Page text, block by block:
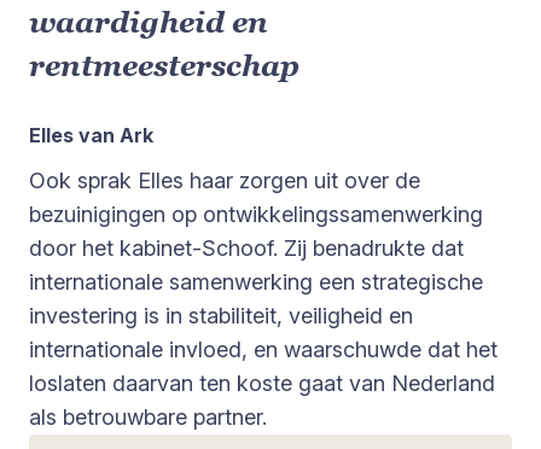
waardigheid en
rentmeesterschap
Elles van Ark
Ook sprak Elles haar zorgen uit over de
bezuinigingen op ontwikkelingssamenwerking
door het kabinet-Schoof. Zij benadrukte dat
internationale samenwerking een strategische
investering is in stabiliteit, veiligheid en
internationale invloed, en waarschuwde dat het
loslaten daarvan ten koste gaat van Nederland
als betrouwbare partner.